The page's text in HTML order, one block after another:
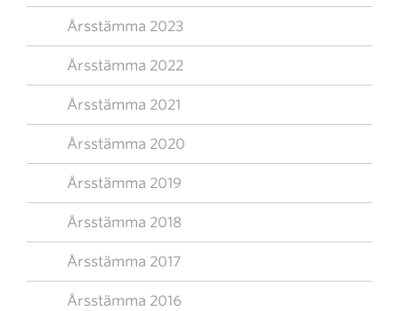
Årsstämma 2023
Årsstämma 2022
Årsstämma 2021
Årsstämma 2020
Årsstämma 2019
Årsstämma 2018
Årsstämma 2017
Årsstämma 2016